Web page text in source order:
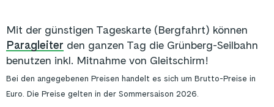
Mit der günstigen Tageskarte (Bergfahrt) können
Paragleiter den ganzen Tag die Grünberg-Seilbahn
benutzen inkl. Mitnahme von Gleitschirm!
Bei den angegebenen Preisen handelt es sich um Brutto-Preise in
Euro. Die Preise gelten in der Sommersaison 2026.